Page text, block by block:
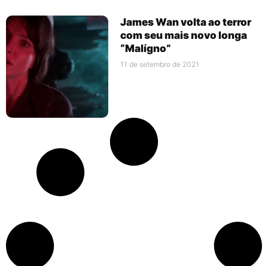
James Wan volta ao terror
com seu mais novo longa
“Malígno”
11 de setembro de 2021